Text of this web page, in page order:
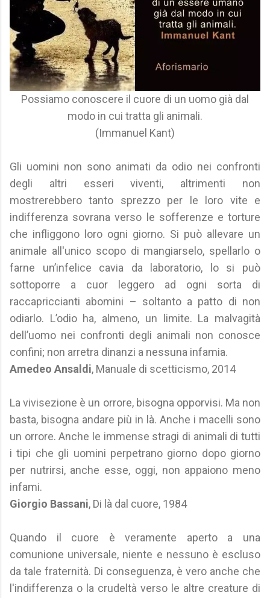
Possiamo conoscere il cuore di un uomo già dal
modo in cui tratta gli animali.
(Immanuel Kant)
Gli uomini non sono animati da odio nei confronti
degli altri esseri viventi, altrimenti non
mostrerebbero tanto sprezzo per le loro vite e
indifferenza sovrana verso le sofferenze e torture
che infliggono loro ogni giorno. Si può allevare un
animale all'unico scopo di mangiarselo, spellarlo o
farne un’infelice cavia da laboratorio, lo si può
sottoporre a cuor leggero ad ogni sorta di
raccapriccianti abomini – soltanto a patto di non
odiarlo. L’odio ha, almeno, un limite. La malvagità
dell’uomo nei confronti degli animali non conosce
confini; non arretra dinanzi a nessuna infamia.
Amedeo Ansaldi, Manuale di scetticismo, 2014
La vivisezione è un orrore, bisogna opporvisi. Ma non
basta, bisogna andare più in là. Anche i macelli sono
un orrore. Anche le immense stragi di animali di tutti
i tipi che gli uomini perpetrano giorno dopo giorno
per nutrirsi, anche esse, oggi, non appaiono meno
infami.
Giorgio Bassani, Di là dal cuore, 1984
Quando il cuore è veramente aperto a una
comunione universale, niente e nessuno è escluso
da tale fraternità. Di conseguenza, è vero anche che
l'indifferenza o la crudeltà verso le altre creature di